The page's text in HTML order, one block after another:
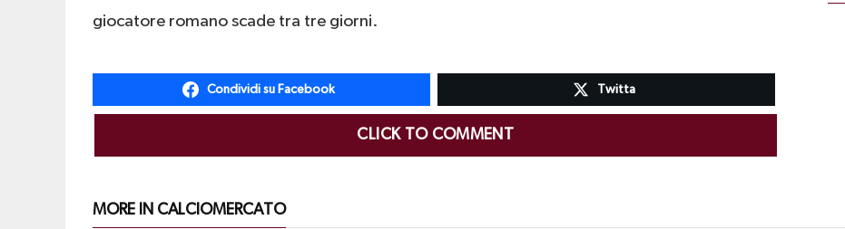
giocatore romano scade tra tre giorni.
Condividi su Facebook Twitta
CLICK TO COMMENT
MORE IN CALCIOMERCATO